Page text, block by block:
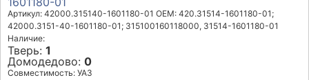
Артикул: 42000.315140-1601180-01 OEM: 420.31514-1601180-01;
42000.3151-40-1601180-01; 315100160118000, 31514-1601180-01
Наличие:
Тверь: 1
Домодедово: 0
Совместимость: УАЗ